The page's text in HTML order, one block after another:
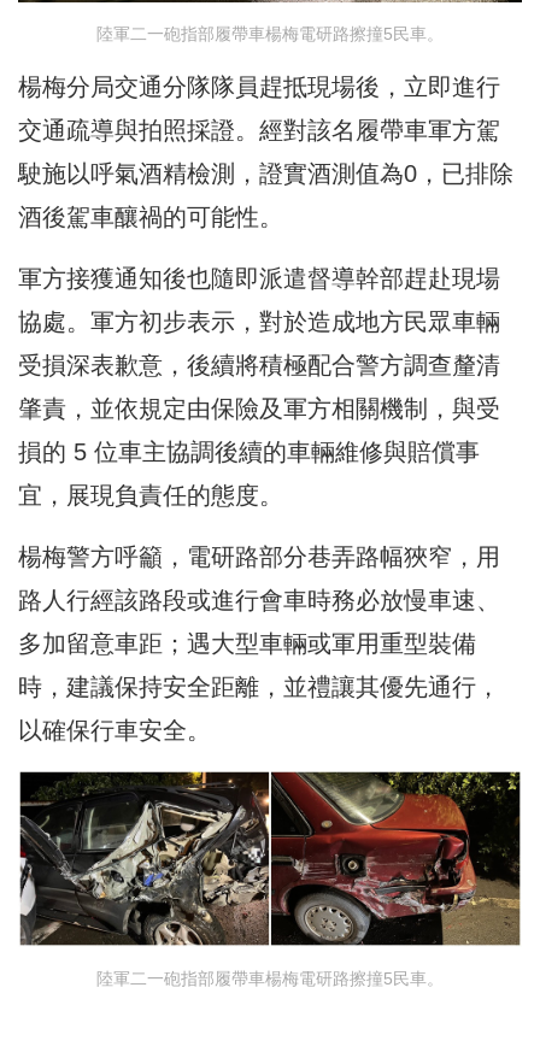
陸軍二一砲指部履帶車楊梅電研路擦撞5民車。
楊梅分局交通分隊隊員趕抵現場後，立即進行
交通疏導與拍照採證。經對該名履帶車軍方駕
駛施以呼氣酒精檢測，證實酒測值為0，已排除
酒後駕車釀禍的可能性。
軍方接獲通知後也隨即派遣督導幹部趕赴現場
協處。軍方初步表示，對於造成地方民眾車輛
受損深表歉意，後續將積極配合警方調查釐清
肇責，並依規定由保險及軍方相關機制，與受
損的 5 位車主協調後續的車輛維修與賠償事
宜，展現負責任的態度。
楊梅警方呼籲，電研路部分巷弄路幅狹窄，用
路人行經該路段或進行會車時務必放慢車速、
多加留意車距；遇大型車輛或軍用重型裝備
時，建議保持安全距離，並禮讓其優先通行，
以確保行車安全。
陸軍二一砲指部履帶車楊梅電研路擦撞5民車。